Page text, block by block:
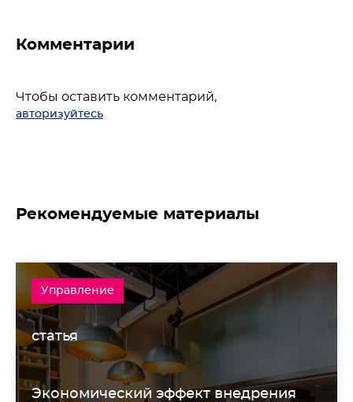
Комментарии
Чтобы оставить комментарий,
авторизуйтесь
Рекомендуемые материалы
Управление
статья
Экономический эффект внедрения